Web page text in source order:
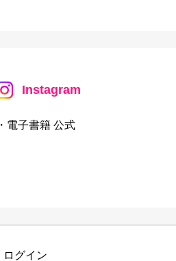
Instagram
・電子書籍 公式
ログイン